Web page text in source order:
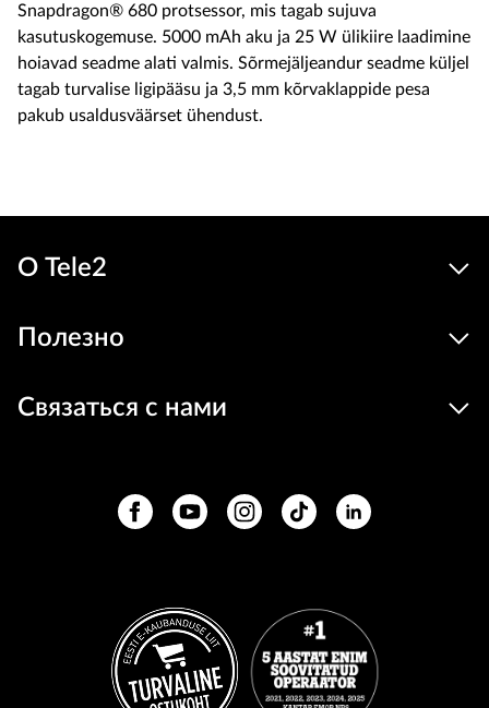
Snapdragon® 680 protsessor, mis tagab sujuva
kasutuskogemuse. 5000 mAh aku ja 25 W ülikiire laadimine
hoiavad seadme alati valmis. Sõrmejäljeandur seadme küljel
tagab turvalise ligipääsu ja 3,5 mm kõrvaklappide pesa
pakub usaldusväärset ühendust.
О Tele2
Полезно
Связаться с нами